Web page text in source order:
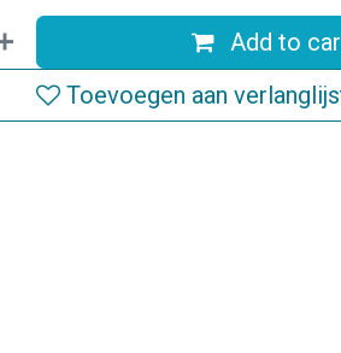
Add to
Toevoegen aan